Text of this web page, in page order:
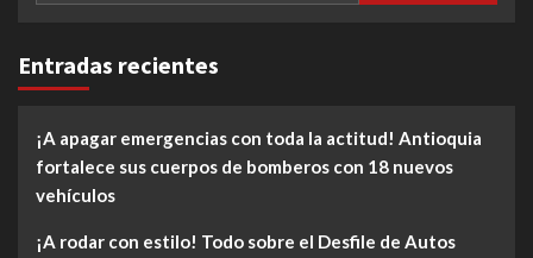
Entradas recientes
¡A apagar emergencias con toda la actitud! Antioquia
fortalece sus cuerpos de bomberos con 18 nuevos
vehículos
¡A rodar con estilo! Todo sobre el Desfile de Autos